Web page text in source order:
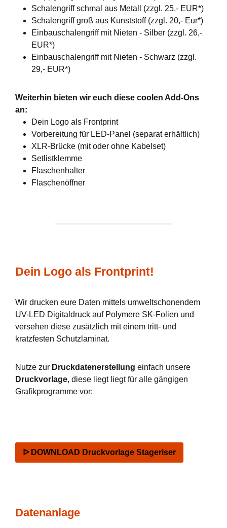
Schalengriff schmal aus Metall (zzgl. 25,- EUR*)
Schalengriff groß aus Kunststoff (zzgl. 20,- Eur*)
Einbauschalengriff mit Nieten - Silber (zzgl. 26,-
EUR*)
Einbauschalengriff mit Nieten - Schwarz (zzgl.
29,- EUR*)
Weiterhin bieten wir euch diese coolen Add-Ons
an:
Dein Logo als Frontprint
Vorbereitung für LED-Panel (separat erhältlich)
XLR-Brücke (mit oder ohne Kabelset)
Setlistklemme
Flaschenhalter
Flaschenöffner
Dein Logo als Frontprint!
Wir drucken eure Daten mittels umweltschonendem
UV-LED Digitaldruck auf Polymere SK-Folien und
versehen diese zusätzlich mit einem tritt- und
kratzfesten Schutzlaminat.
Nutze zur Druckdatenerstellung einfach unsere
Druckvorlage, diese liegt liegt für alle gängigen
Grafikprogramme vor:
ᐅ DOWNLOAD Druckvorlage Stageriser
Datenanlage